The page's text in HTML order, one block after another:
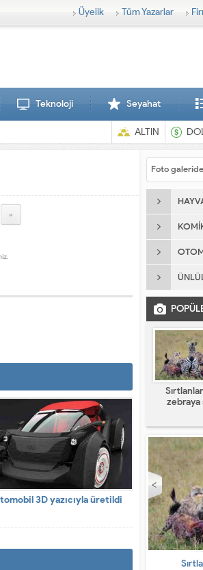
Üyelik Tüm Yazarlar
Teknoloji Seyahat
ALTIN
»
3D yazıcıyla üretildi
zebraya